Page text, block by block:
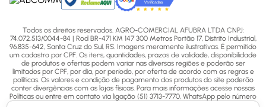
Todos os direitos reservados. AGRO-COMERCIAL AFUBRA LTDA CNPJ:
74.072.513/0044-84 | Rod BR-471 KM 147 300 Metros Portão 17, Distrito Industrial,
96.835-642, Santa Cruz do Sul, RS. Imagens meramente ilustrativas. É permitido
um cadastro por CPF. Os itens, quantidades, prazos de validade, disponibilidade
de produtos e ofertas podem variar nas diversas regiões e poderão ser
limitados por CPF, por dia, por período, por oferta de acordo com as regras e
políticas. Os valores e condição de pagamento dos produtos do site poderão
conter divergências com as lojas físicas. Para mais informações acesse nossas
Políticas ou entre em contato via ligação (51) 3713-7770, WhatsApp pelo número